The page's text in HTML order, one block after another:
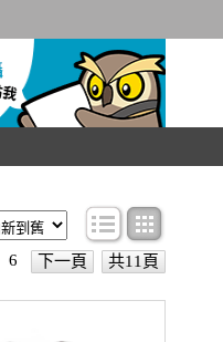
條目顯示
6 下一頁 共11頁